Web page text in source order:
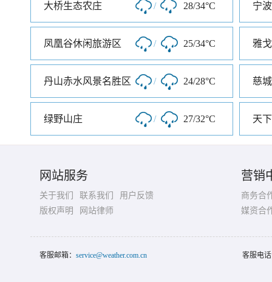
大桥生态农庄 / 28/34°C 宁
凤凰谷休闲旅游区 / 25/34°C
丹山赤水风景名胜区 / 24/28°C 慈
绿野山庄 / 27/32°C 天
网站服务
关于我们 联系我们
用户反馈
版权声明
网站律师
营销
商务合
媒资合
客服邮箱： service@weather.com.cn 客服电